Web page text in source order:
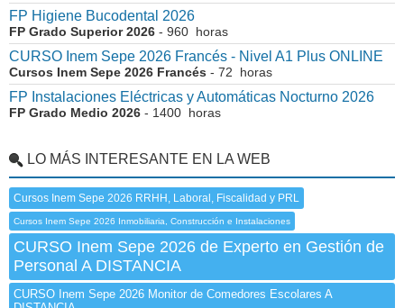
FP Higiene Bucodental 2026
FP Grado Superior 2026 - 960 horas
CURSO Inem Sepe 2026 Francés - Nivel A1 Plus ONLINE
Cursos Inem Sepe 2026 Francés - 72 horas
FP Instalaciones Eléctricas y Automáticas Nocturno 2026
FP Grado Medio 2026 - 1400 horas
LO MÁS INTERESANTE EN LA WEB
Cursos Inem Sepe 2026 RRHH, Laboral, Fiscalidad y PRL
Cursos Inem Sepe 2026 Inmobiliaria, Construcción e Instalaciones
CURSO Inem Sepe 2026 de Experto en Gestión de
Personal A DISTANCIA
CURSO Inem Sepe 2026 Monitor de Comedores Escolares A